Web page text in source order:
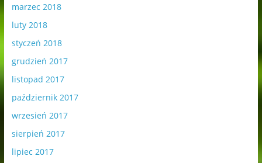
marzec 2018
luty 2018
styczeń 2018
grudzień 2017
listopad 2017
październik 2017
wrzesień 2017
sierpień 2017
lipiec 2017